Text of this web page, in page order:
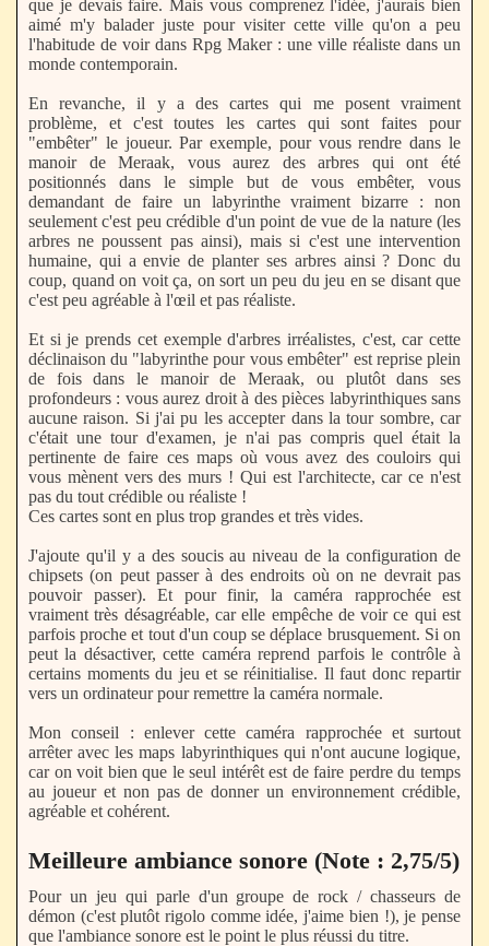
que je devais faire. Mais vous comprenez l'idée, j'aurais bien
aimé m'y balader juste pour visiter cette ville qu'on a peu
l'habitude de voir dans Rpg Maker : une ville réaliste dans un
monde contemporain.
En revanche, il y a des cartes qui me posent vraiment
problème, et c'est toutes les cartes qui sont faites pour
"embêter" le joueur. Par exemple, pour vous rendre dans le
manoir de Meraak, vous aurez des arbres qui ont été
positionnés dans le simple but de vous embêter, vous
demandant de faire un labyrinthe vraiment bizarre : non
seulement c'est peu crédible d'un point de vue de la nature (les
arbres ne poussent pas ainsi), mais si c'est une intervention
humaine, qui a envie de planter ses arbres ainsi ? Donc du
coup, quand on voit ça, on sort un peu du jeu en se disant que
c'est peu agréable à l'œil et pas réaliste.
Et si je prends cet exemple d'arbres irréalistes, c'est, car cette
déclinaison du "labyrinthe pour vous embêter" est reprise plein
de fois dans le manoir de Meraak, ou plutôt dans ses
profondeurs : vous aurez droit à des pièces labyrinthiques sans
aucune raison. Si j'ai pu les accepter dans la tour sombre, car
c'était une tour d'examen, je n'ai pas compris quel était la
pertinente de faire ces maps où vous avez des couloirs qui
vous mènent vers des murs ! Qui est l'architecte, car ce n'est
pas du tout crédible ou réaliste !
Ces cartes sont en plus trop grandes et très vides.
J'ajoute qu'il y a des soucis au niveau de la configuration de
chipsets (on peut passer à des endroits où on ne devrait pas
pouvoir passer). Et pour finir, la caméra rapprochée est
vraiment très désagréable, car elle empêche de voir ce qui est
parfois proche et tout d'un coup se déplace brusquement. Si on
peut la désactiver, cette caméra reprend parfois le contrôle à
certains moments du jeu et se réinitialise. Il faut donc repartir
vers un ordinateur pour remettre la caméra normale.
Mon conseil : enlever cette caméra rapprochée et surtout
arrêter avec les maps labyrinthiques qui n'ont aucune logique,
car on voit bien que le seul intérêt est de faire perdre du temps
au joueur et non pas de donner un environnement crédible,
agréable et cohérent.
Meilleure ambiance sonore (Note : 2,75/5)
Pour un jeu qui parle d'un groupe de rock / chasseurs de
démon (c'est plutôt rigolo comme idée, j'aime bien !), je pense
que l'ambiance sonore est le point le plus réussi du titre.